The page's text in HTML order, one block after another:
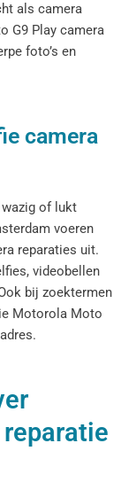
als camera
G9 Play camera
foto’s en
camera
of lukt
voeren
reparaties uit.
videobellen
bij zoektermen
Motorola Moto